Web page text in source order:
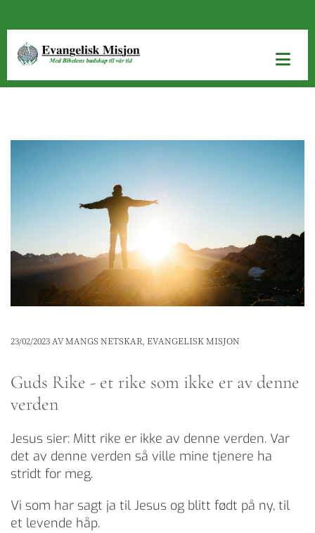
23/02/2023AV MANGS NETSKAR, EVANGELISK MISJON
Guds Rike - et rike som ikke er av denne
verden
Jesus sier: Mitt rike er ikke av denne verden. Var
det av denne verden så ville mine tjenere ha
stridt for meg.
Vi som har sagt ja til Jesus og blitt født på ny, til
et levende håp.